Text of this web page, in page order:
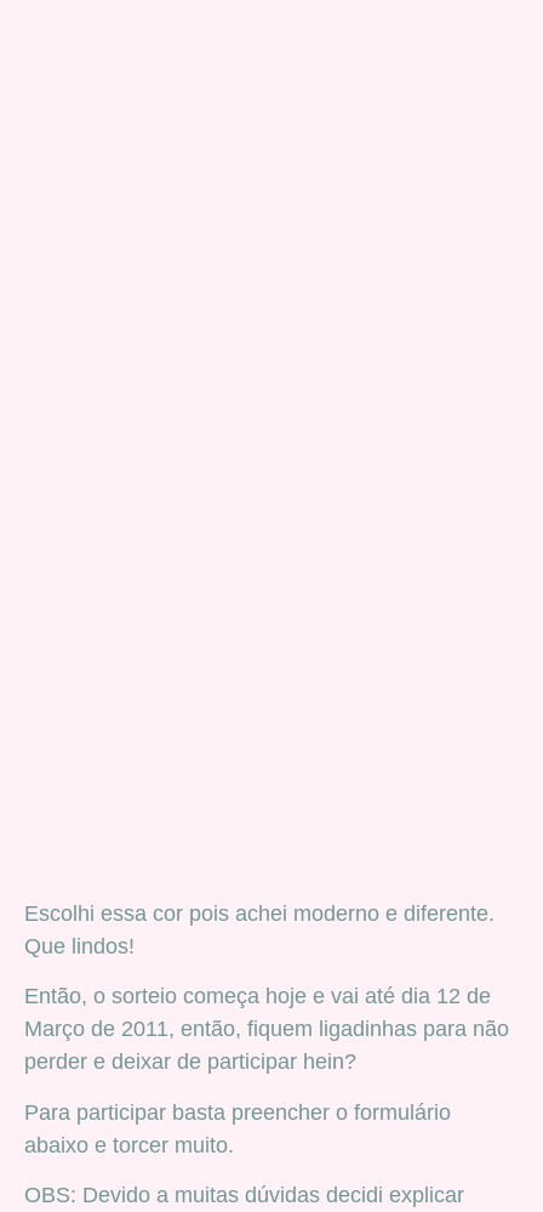
Escolhi essa cor pois achei moderno e diferente.
Que lindos!
Então, o sorteio começa hoje e vai até dia 12 de
Março de 2011, então, fiquem ligadinhas para não
perder e deixar de participar hein?
Para participar basta preencher o formulário
abaixo e torcer muito.
OBS: Devido a muitas dúvidas decidi explicar